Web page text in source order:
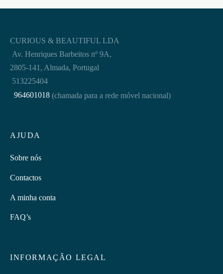
AJUDA
Sobre nós
Contactos
A minha conta
FAQ’s
INFORMAÇÃO LEGAL
CURIOUS & BEAUTIFUL LDA
Av. Henriques Barbeitos nº 9A,
2805-141, Almada, Portugal
513225404
964601018 (chamada para a rede móvel nacional)